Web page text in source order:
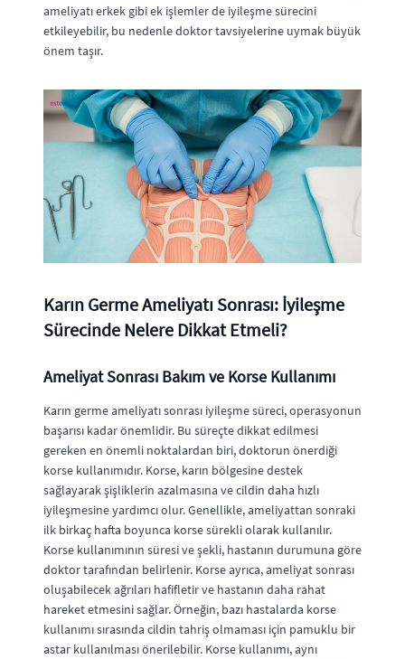
ameliyatı erkek gibi ek işlemler de iyileşme sürecini
etkileyebilir, bu nedenle doktor tavsiyelerine uymak büyük
önem taşır.
Karın Germe Ameliyatı Sonrası: İyileşme
Sürecinde Nelere Dikkat Etmeli?
Ameliyat Sonrası Bakım ve Korse Kullanımı
Karın germe ameliyatı sonrası iyileşme süreci, operasyonun
başarısı kadar önemlidir. Bu süreçte dikkat edilmesi
gereken en önemli noktalardan biri, doktorun önerdiği
korse kullanımıdır. Korse, karın bölgesine destek
sağlayarak şişliklerin azalmasına ve cildin daha hızlı
iyileşmesine yardımcı olur. Genellikle, ameliyattan sonraki
ilk birkaç hafta boyunca korse sürekli olarak kullanılır.
Korse kullanımının süresi ve şekli, hastanın durumuna göre
doktor tarafından belirlenir. Korse ayrıca, ameliyat sonrası
oluşabilecek ağrıları hafifletir ve hastanın daha rahat
hareket etmesini sağlar. Örneğin, bazı hastalarda korse
kullanımı sırasında cildin tahriş olmaması için pamuklu bir
astar kullanılması önerilebilir. Korse kullanımı, aynı